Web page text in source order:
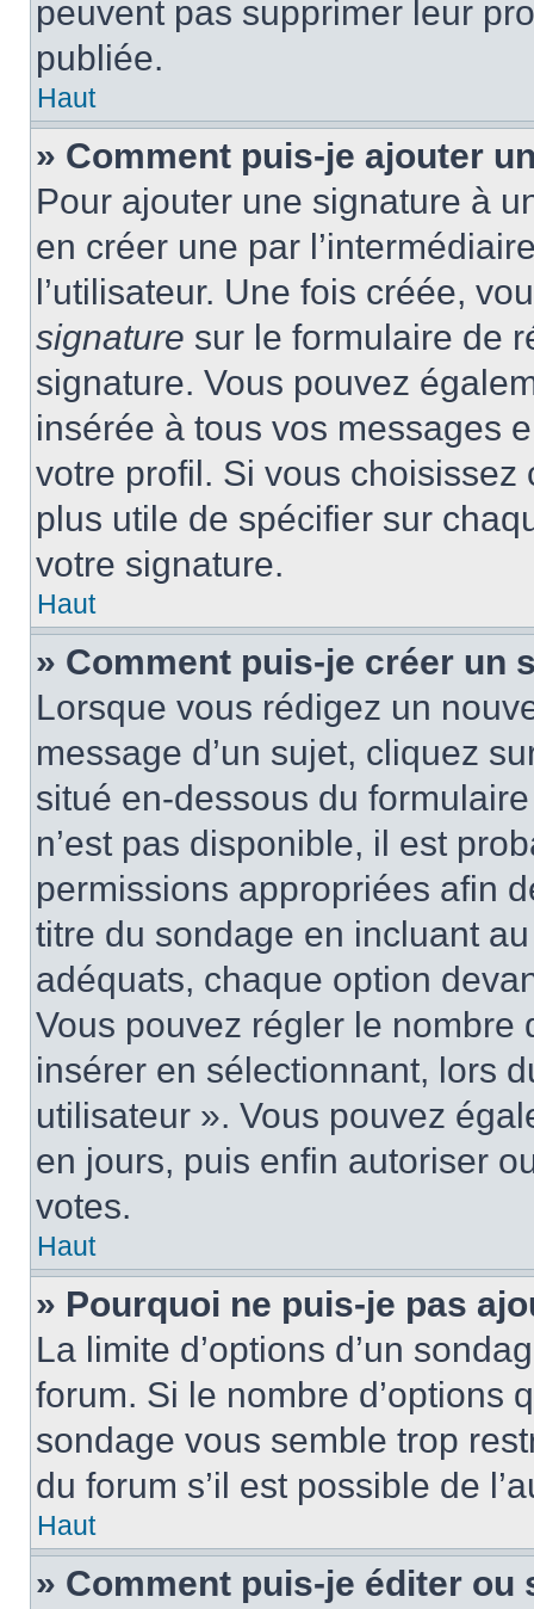
peuvent pas supprimer leur
publiée.
Haut
» Comment puis-je ajouter
Pour ajouter une signature à
en créer une par
l’utilisateur. Une fois créée,
signature sur le formulaire de
signature. Vous pouvez
insérée à tous vos messages
votre profil. Si vous
plus utile de spécifier sur
votre signature.
Haut
» Comment puis-je créer un
Lorsque vous rédigez un
message d’un sujet, cliquez
situé en-dessous du
n’est pas disponible, il est
permissions appropriées afin
titre du sondage en incluant
adéquats, chaque option
Vous pouvez régler le nombre
insérer en sélectionnant, lors
utilisateur ». Vous pouvez
en jours, puis enfin autoriser
votes.
Haut
» Pourquoi ne puis-je pas
La limite d’options d’un
forum. Si le nombre d’options
sondage vous semble trop
du forum s’il est possible de
Haut
» Comment puis-je éditer ou